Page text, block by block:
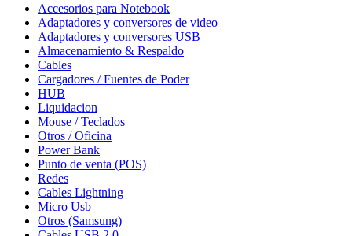
Accesorios para Notebook
Adaptadores y conversores de video
Adaptadores y conversores USB
Almacenamiento & Respaldo
Cables
Cargadores / Fuentes de Poder
HUB
Liquidacion
Mouse / Teclados
Otros / Oficina
Power Bank
Punto de venta (POS)
Redes
Cables Lightning
Micro Usb
Otros (Samsung)